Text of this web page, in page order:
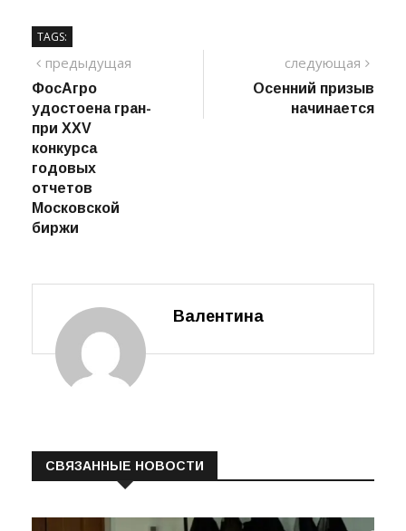
TAGS:
Навигация
по
записям
предыдущая
ФосАгро
удостоена гран-
при XXV
конкурса
годовых
отчетов
Московской
биржи
следующая
Осенний призыв
начинается
Валентина
СВЯЗАННЫЕ НОВОСТИ